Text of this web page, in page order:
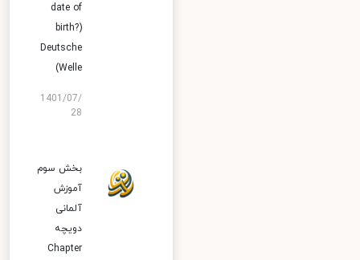
date of
birth?)
Deutsche
Welle)
1401/07/
28
بخش سوم
آموزش
آلمانی
دویچه
Chapter